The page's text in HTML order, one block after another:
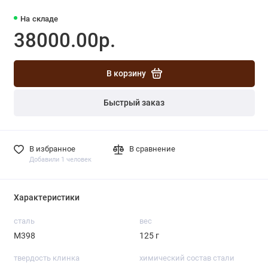
На складе
38000.00р.
В корзину
Быстрый заказ
В избранное
Добавили 1 человек
В сравнение
Характеристики
сталь
М398
вес
125 г
твердость клинка химический состав стали